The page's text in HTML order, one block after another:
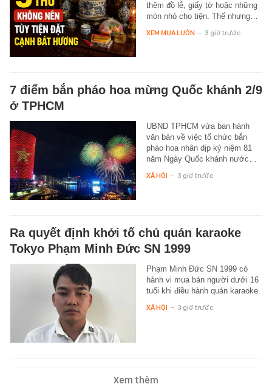
thêm đồ lễ, giấy tờ hoặc những
món nhỏ cho tiện. Thế nhưng…
XEM MUA LUÔN - 3 giờ trước
7 điểm bắn pháo hoa mừng Quốc khánh 2/9
ở TPHCM
UBND TPHCM vừa ban hành
văn bản về việc tổ chức bắn
pháo hoa nhân dịp kỷ niệm 81
năm Ngày Quốc khánh nước…
XÃ HỘI - 3 giờ trước
Ra quyết định khởi tố chủ quán karaoke
Tokyo Phạm Minh Đức SN 1999
Phạm Minh Đức SN 1999 có
hành vi mua bán người dưới 16
tuổi khi điều hành quán karaoke.
XÃ HỘI - 3 giờ trước
Xem thêm